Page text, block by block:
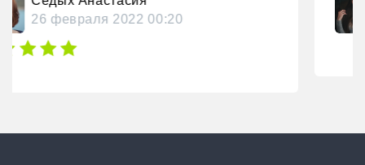
Егорова Мария